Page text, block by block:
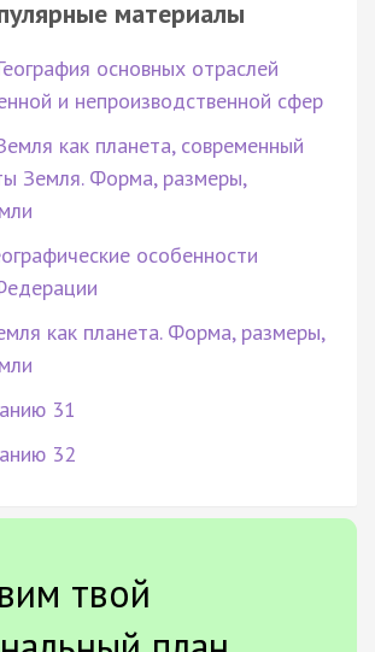
материалы
основных отраслей
и непроизводственной сфер
как планета, современный
Земля. Форма, размеры,
особенности
как планета. Форма, размеры,
31
32
твой